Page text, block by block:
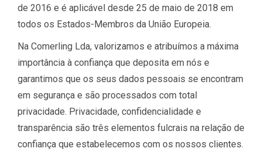
de 2016 e é aplicável desde 25 de maio de 2018 em
todos os Estados-Membros da União Europeia.
Na Comerling Lda, valorizamos e atribuímos a máxima
importância à confiança que deposita em nós e
garantimos que os seus dados pessoais se encontram
em segurança e são processados com total
privacidade. Privacidade, confidencialidade e
transparência são três elementos fulcrais na relação de
confiança que estabelecemos com os nossos clientes.